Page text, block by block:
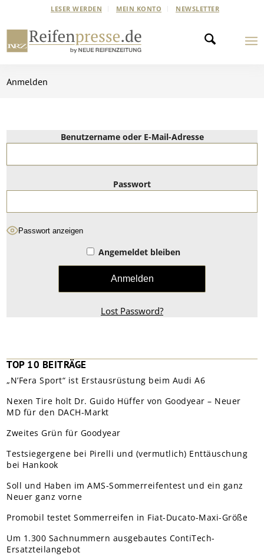
LESER WERDEN MEIN KONTO NEWSLETTER
Anmelden
Benutzername oder E-Mail-Adresse
Passwort
Passwort anzeigen
Angemeldet bleiben
Lost Password?
TOP 10 BEITRÄGE
„N’Fera Sport“ ist Erstausrüstung beim Audi A6
Nexen Tire holt Dr. Guido Hüffer von Goodyear – Neuer
MD für den DACH-Markt
Zweites Grün für Goodyear
Testsiegergene bei Pirelli und (vermutlich) Enttäuschung
bei Hankook
Soll und Haben im AMS-Sommerreifentest und ein ganz
Neuer ganz vorne
Promobil testet Sommerreifen in Fiat-Ducato-Maxi-Größe
Um 1.300 Sachnummern ausgebautes ContiTech-
Ersatzteilangebot